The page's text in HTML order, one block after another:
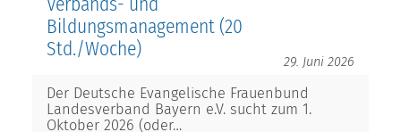
Verbands- und
Bildungsmanagement (20
Std./Woche)
29. Juni 2026
Der Deutsche Evangelische Frauenbund
Landesverband Bayern e.V. sucht zum 1.
Oktober 2026 (oder…